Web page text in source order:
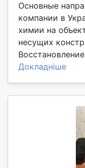
Основные
компании в
химии на
несущих
Докладніше